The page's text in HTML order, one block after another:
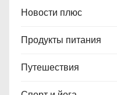
Новости плюс
Продукты питания
Путешествия